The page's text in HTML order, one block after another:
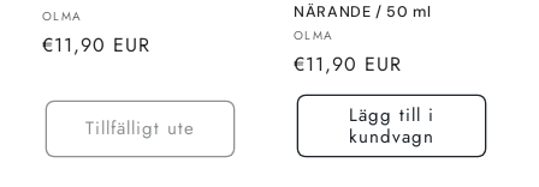
Säljare:
OLMA
Normalt
€11,90 EUR
Tillfälligt ute
NÄRANDE / 50 ml
Säljare:
OLMA
Normalt
pris
€11,90 EUR
Lägg till i
kundvagn